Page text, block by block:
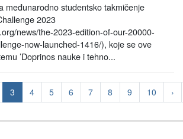
međunarodno studentsko takmičenje
2023
news/the-2023-edition-of-our-20000-
now-launched-1416/), koje se ove
’Doprinos nauke i tehno...
3 4 5 6 7 8 9 10 ›